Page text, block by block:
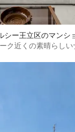
シー王立区のマンシ
ク近くの素晴らしい